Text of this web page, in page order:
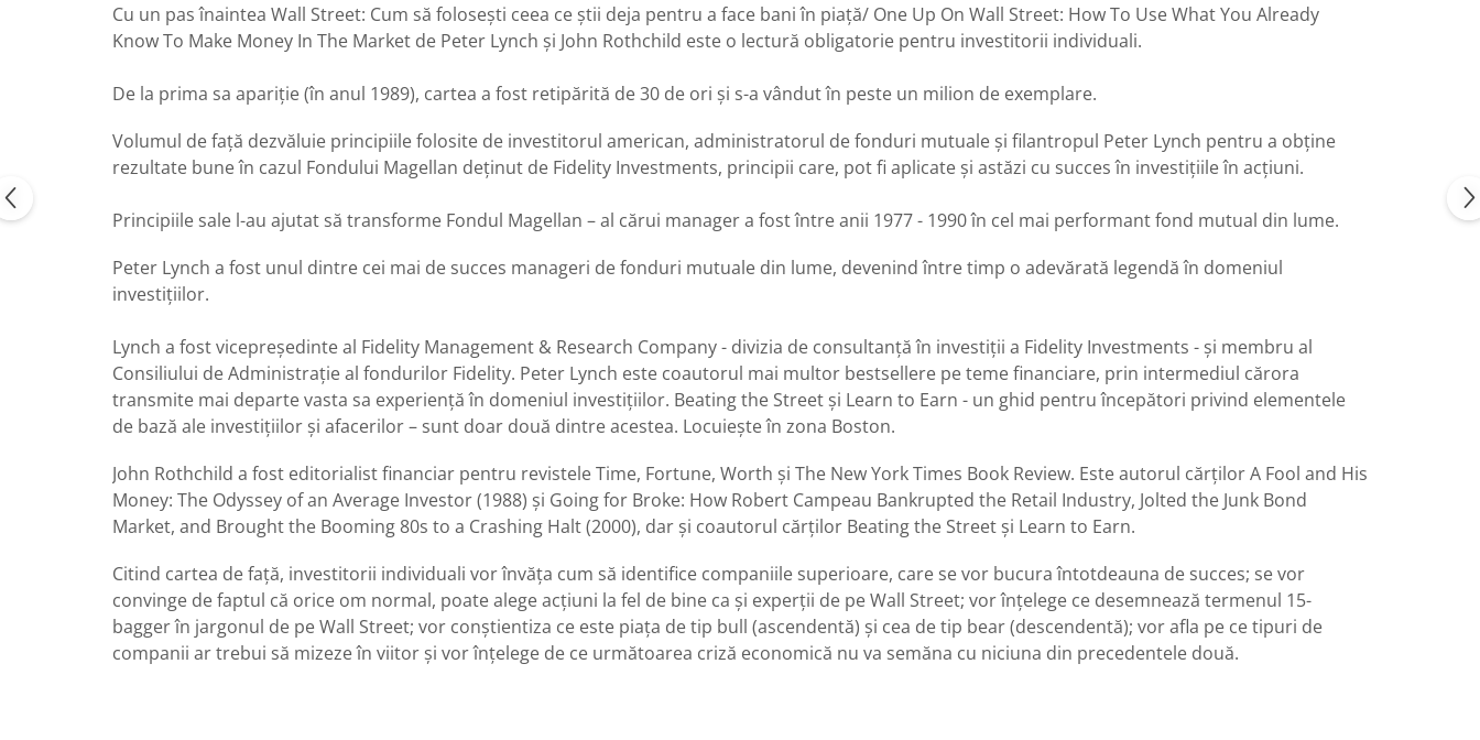
Cu un pas înaintea Wall Street: Cum să folosești ceea ce știi deja pentru a face bani în piață/ One Up On Wall Street: How To Use What You Already
Know To Make Money In The Market de Peter Lynch și John Rothchild este o lectură obligatorie pentru investitorii individuali.
De la prima sa apariție (în anul 1989), cartea a fost retipărită de 30 de ori și s-a vândut în peste un milion de exemplare.
Volumul de față dezvăluie principiile folosite de investitorul american, administratorul de fonduri mutuale și filantropul Peter Lynch pentru a obține
rezultate bune în cazul Fondului Magellan deținut de Fidelity Investments, principii care, pot fi aplicate și astăzi cu succes în investițiile în acțiuni.
Principiile sale l-au ajutat să transforme Fondul Magellan – al cărui manager a fost între anii 1977 - 1990 în cel mai performant fond mutual din lume.
Peter Lynch a fost unul dintre cei mai de succes manageri de fonduri mutuale din lume, devenind între timp o adevărată legendă în domeniul
investițiilor.
Lynch a fost vicepreședinte al Fidelity Management & Research Company - divizia de consultanță în investiții a Fidelity Investments - și membru al
Consiliului de Administrație al fondurilor Fidelity. Peter Lynch este coautorul mai multor bestsellere pe teme financiare, prin intermediul cărora
transmite mai departe vasta sa experiență în domeniul investițiilor. Beating the Street și Learn to Earn - un ghid pentru începători privind elementele
de bază ale investițiilor și afacerilor – sunt doar două dintre acestea. Locuiește în zona Boston.
John Rothchild a fost editorialist financiar pentru revistele Time, Fortune, Worth și The New York Times Book Review. Este autorul cărților A Fool and His
Money: The Odyssey of an Average Investor (1988) și Going for Broke: How Robert Campeau Bankrupted the Retail Industry, Jolted the Junk Bond
Market, and Brought the Booming 80s to a Crashing Halt (2000), dar și coautorul cărților Beating the Street și Learn to Earn.
Citind cartea de față, investitorii individuali vor învăța cum să identifice companiile superioare, care se vor bucura întotdeauna de succes; se vor
convinge de faptul că orice om normal, poate alege acțiuni la fel de bine ca și experții de pe Wall Street; vor înțelege ce desemnează termenul 15-
bagger în jargonul de pe Wall Street; vor conștientiza ce este piața de tip bull (ascendentă) și cea de tip bear (descendentă); vor afla pe ce tipuri de
companii ar trebui să mizeze în viitor și vor înțelege de ce următoarea criză economică nu va semăna cu niciuna din precedentele două.